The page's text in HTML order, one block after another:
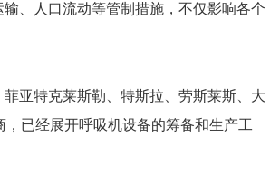
、人口流动等管制措施，不仅影响各个
亚特克莱斯勒、特斯拉、劳斯莱斯、大
已经展开呼吸机设备的筹备和生产工